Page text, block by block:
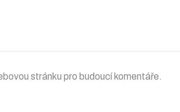
stránku pro budoucí komentáře.